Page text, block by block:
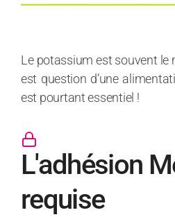
Le potassium est souvent le
est question d’une
est pourtant essentiel !
L'adhésion
requise